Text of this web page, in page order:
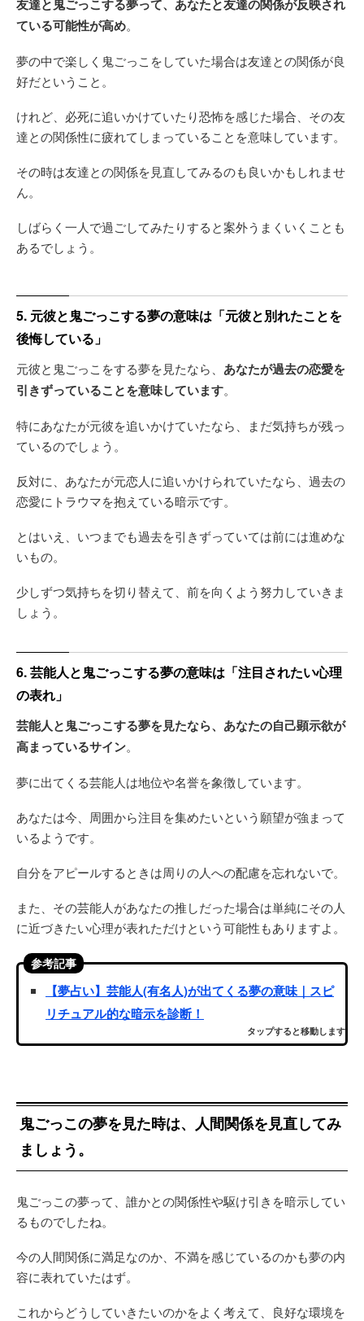
友達と鬼ごっこする夢って、あなたと友達の関係が反映され
ている可能性が高め。
夢の中で楽しく鬼ごっこをしていた場合は友達との関係が良
好だということ。
けれど、必死に追いかけていたり恐怖を感じた場合、その友
達との関係性に疲れてしまっていることを意味しています。
その時は友達との関係を見直してみるのも良いかもしれませ
ん。
しばらく一人で過ごしてみたりすると案外うまくいくことも
あるでしょう。
5. 元彼と鬼ごっこする夢の意味は「元彼と別れたことを
後悔している」
元彼と鬼ごっこをする夢を見たなら、 あなたが過去の恋愛を
引きずっていることを意味しています。
特にあなたが元彼を追いかけていたなら、まだ気持ちが残っ
ているのでしょう。
反対に、あなたが元恋人に追いかけられていたなら、過去の
恋愛にトラウマを抱えている暗示です。
とはいえ、いつまでも過去を引きずっていては前には進めな
いもの。
少しずつ気持ちを切り替えて、前を向くよう努力していきま
しょう。
6. 芸能人と鬼ごっこする夢の意味は「注目されたい心理
の表れ」
芸能人と鬼ごっこする夢を見たなら、あなたの自己顕示欲が
高まっているサイン。
夢に出てくる芸能人は地位や名誉を象徴しています。
あなたは今、周囲から注目を集めたいという願望が強まって
いるようです。
自分をアピールするときは周りの人への配慮を忘れないで。
また、その芸能人があなたの推しだった場合は単純にその人
に近づきたい心理が表れただけという可能性もありますよ。
参考記事
【夢占い】芸能人(有名人)が出てくる夢の意味｜スピ
リチュアル的な暗示を診断！
タップすると移動します
鬼ごっこの夢を見た時は、人間関係を見直してみ
ましょう。
鬼ごっこの夢って、誰かとの関係性や駆け引きを暗示してい
るものでしたね。
今の人間関係に満足なのか、不満を感じているのかも夢の内
容に表れていたはず。
これからどうしていきたいのかをよく考えて、良好な環境を